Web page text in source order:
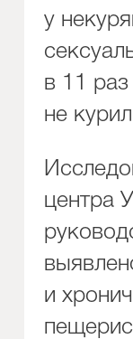
у
в 11
не
центра
и